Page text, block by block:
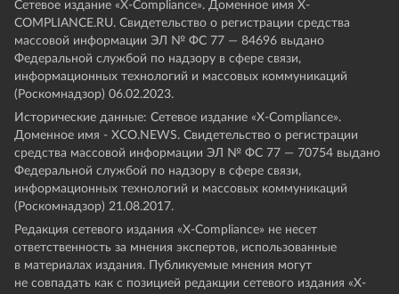
Сетевое издание «Х-Compliance». Доменное имя X-
COMPLIANCE.RU. Свидетельство о регистрации средства
массовой информации ЭЛ № ФС 77 — 84696 выдано
Федеральной службой по надзору в сфере связи,
информационных технологий и массовых коммуникаций
(Роскомнадзор) 06.02.2023.
Исторические данные: Сетевое издание «Х-Compliance».
Доменное имя - XCO.NEWS. Свидетельство о регистрации
средства массовой информации ЭЛ № ФС 77 — 70754 выдано
Федеральной службой по надзору в сфере связи,
информационных технологий и массовых коммуникаций
(Роскомнадзор) 21.08.2017.
Редакция сетевого издания «X-Compliance» не несет
ответственность за мнения экспертов, использованные
в материалах издания. Публикуемые мнения могут
не совпадать как с позицией редакции сетевого издания «X-